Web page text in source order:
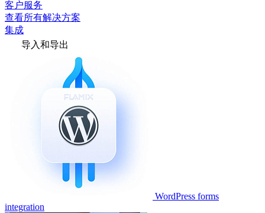
客户服务
查看所有解决方案
集成
导入和导出
WordPress forms
integration